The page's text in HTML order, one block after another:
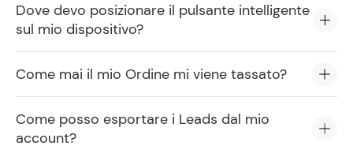
Dove devo posizionare il pulsante intelligente
sul mio dispositivo?
Come mai il mio Ordine mi viene tassato?
Come posso esportare i Leads dal mio
account?